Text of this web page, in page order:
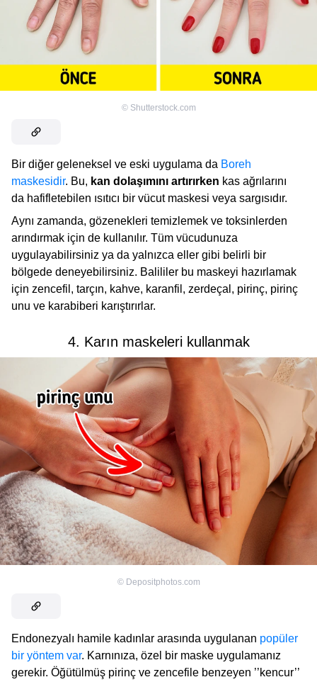
© Shutterstock.com
Bir diğer geleneksel ve eski uygulama da Boreh
maskesidir. Bu, kan dolaşımını artırırken kas ağrılarını
da hafifletebilen ısıtıcı bir vücut maskesi veya sargısıdır.
Aynı zamanda, gözenekleri temizlemek ve toksinlerden
arındırmak için de kullanılır. Tüm vücudunuza
uygulayabilirsiniz ya da yalnızca eller gibi belirli bir
bölgede deneyebilirsiniz. Balililer bu maskeyi hazırlamak
için zencefil, tarçın, kahve, karanfil, zerdeçal, pirinç, pirinç
unu ve karabiberi karıştırırlar.
4. Karın maskeleri kullanmak
© Depositphotos.com
Endonezyalı hamile kadınlar arasında uygulanan popüler
bir yöntem var. Karnınıza, özel bir maske uygulamanız
gerekir. Öğütülmüş pirinç ve zencefile benzeyen ’’kencur’’